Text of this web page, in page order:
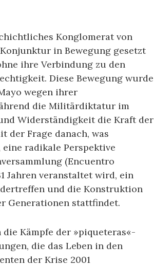
Konglomerat von
in Bewegung gesetzt
ihre Verbindung zu den
Diese Bewegung wurde
wegen ihrer
die Militärdiktatur im
Widerständigkeit die Kraft der
der Frage danach, was
radikale Perspektive
(Encuentro
Jahren veranstaltet wird, ein
und die Konstruktion
Generationen stattfindet.
Kämpfe der »piqueteras«-
die das Leben in den
der Krise 2001